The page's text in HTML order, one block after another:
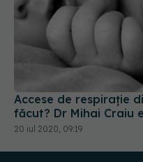
Accese de respirație
făcut? Dr Mihai Craiu
20 iul 2020, 09:19